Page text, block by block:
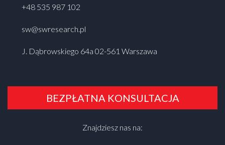
+48 535 987 102
sw@swresearch.pl
J. Dąbrowskiego 64a 02-561 Warszawa
BEZPŁATNA KONSULTACJA
Znajdziesz nas na: